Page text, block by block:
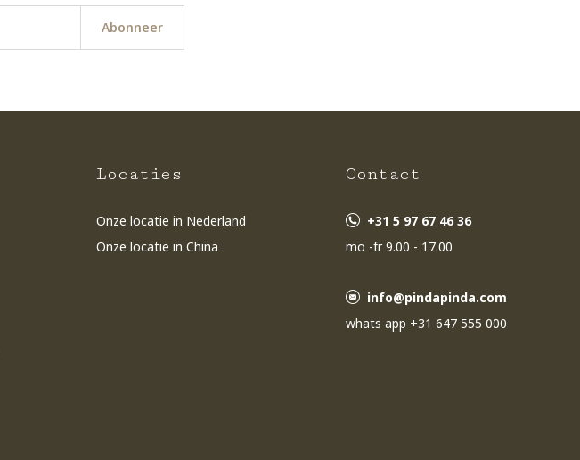
Abonneer
Locaties
Onze locatie in Nederland
Onze locatie in China
Contact
+31 5 97 67 46 36
mo -fr 9.00 - 17.00
info@pindapinda.com
whats app +31 647 555 000